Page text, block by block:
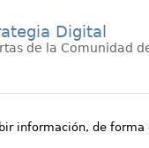
Digital
de la Comunidad
información, de